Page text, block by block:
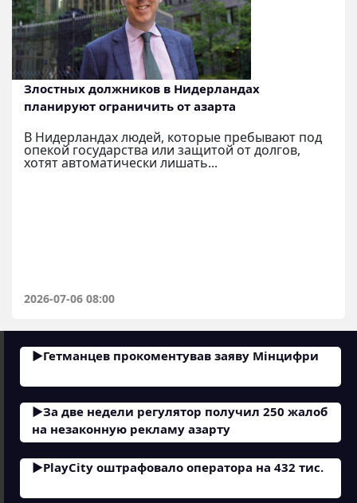
Злостных должников в Нидерландах
планируют ограничить от азарта
В Нидерландах людей, которые пребывают под
опекой государства или защитой от долгов,
хотят автоматически лишать...
2026-07-06 08:00
Гетманцев прокоментував заяву Мінцифри
За две недели регулятор получил 250 жалоб
на незаконную рекламу азарту
PlayCity оштрафовало оператора на 432 тис.